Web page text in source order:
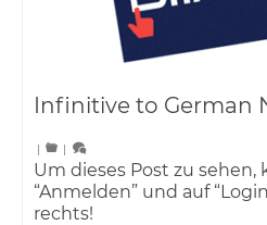
Infinitive to German
| |
Um dieses Post zu
“Anmelden” und auf
rechts!